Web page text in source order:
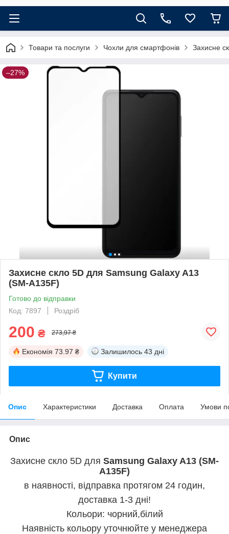
Товари та послуги Чохли для смартфонів Захисне
–27%
Захисне скло 5D для Samsung Galaxy A13
(SM-A135F)
Готово до відправки
Код: 7897
Роздріб
200 ₴ 273,97 ₴
Економія 73.97 ₴ Залишилось 43 дні
Купити
Опис Характеристики Доставка Оплата Умови
Опис
Захисне скло 5D для Samsung Galaxy A13 (SM-
A135F)
в наявності, відправка протягом 24 годин,
доставка 1-3 дні!
Кольори: чорний,білий
Наявність кольору уточнюйте у менеджера